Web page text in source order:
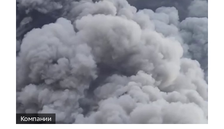
Компании